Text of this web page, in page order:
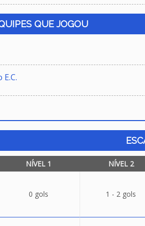
QUE JOGOU
NÍVEL 1 NÍVEL 2
0 gols 1 - 2 gols